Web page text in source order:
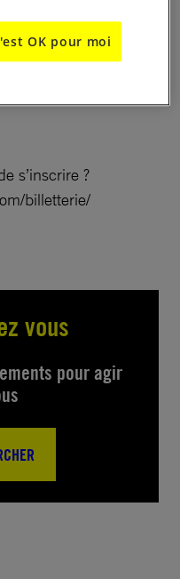
sur notre stand
plus de festivaliers
s’inscrire ?
billetterie/
vous
pour agir
OK pour moi